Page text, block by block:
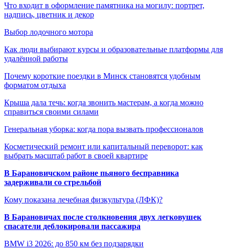
Что входит в оформление памятника на могилу: портрет,
надпись, цветник и декор
Выбор лодочного мотора
Как люди выбирают курсы и образовательные платформы для
удалённой работы
Почему короткие поездки в Минск становятся удобным
форматом отдыха
Крыша дала течь: когда звонить мастерам, а когда можно
справиться своими силами
Генеральная уборка: когда пора вызвать профессионалов
Косметический ремонт или капитальный переворот: как
выбрать масштаб работ в своей квартире
В Барановичском районе пьяного бесправника
задерживали со стрельбой
Кому показана лечебная физкультура (ЛФК)?
В Барановичах после столкновения двух легковушек
спасатели деблокировали пассажира
BMW i3 2026: до 850 км без подзарядки